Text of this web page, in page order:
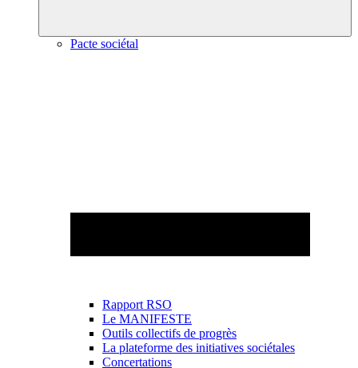
Pacte sociétal
Rapport RSO
Le MANIFESTE
Outils collectifs de progrès
La plateforme des initiatives sociétales
Concertations